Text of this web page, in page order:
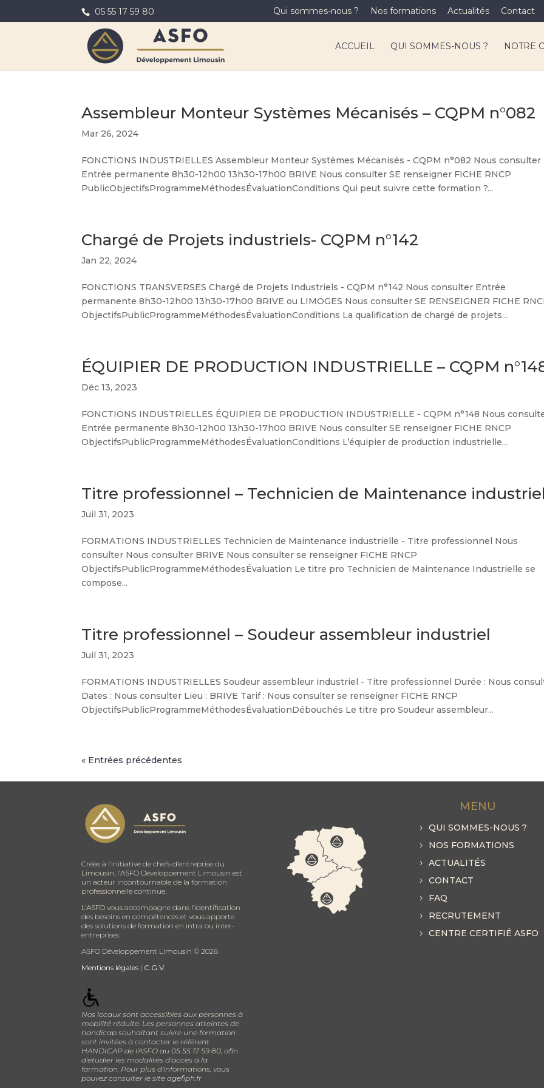
05 55 17 59 80 Qui sommes-nous ? Nos formations Actualités Contact
ACCUEIL QUI SOMMES-NOUS ? NOTRE
Assembleur Monteur Systèmes Mécanisés – CQPM n°082
Mar 26, 2024
FONCTIONS INDUSTRIELLES Assembleur Monteur Systèmes Mécanisés - CQPM n°082 Nous consulter
Entrée permanente 8h30-12h00 13h30-17h00 BRIVE Nous consulter SE renseigner FICHE RNCP
PublicObjectifsProgrammeMéthodesÉvaluationConditions Qui peut suivre cette formation ?...
Chargé de Projets industriels- CQPM n°142
Jan 22, 2024
FONCTIONS TRANSVERSES Chargé de Projets Industriels - CQPM n°142 Nous consulter Entrée
permanente 8h30-12h00 13h30-17h00 BRIVE ou LIMOGES Nous consulter SE RENSEIGNER FICHE
ObjectifsPublicProgrammeMéthodesÉvaluationConditions La qualification de chargé de projets...
ÉQUIPIER DE PRODUCTION INDUSTRIELLE – CQPM
Déc 13, 2023
FONCTIONS INDUSTRIELLES ÉQUIPIER DE PRODUCTION INDUSTRIELLE - CQPM n°148 Nous
Entrée permanente 8h30-12h00 13h30-17h00 BRIVE Nous consulter SE renseigner FICHE RNCP
ObjectifsPublicProgrammeMéthodesÉvaluationConditions L’équipier de production industrielle...
Titre professionnel – Technicien de Maintenance
Juil 31, 2023
FORMATIONS INDUSTRIELLES Technicien de Maintenance industrielle - Titre professionnel Nous
consulter Nous consulter BRIVE Nous consulter se renseigner FICHE RNCP
ObjectifsPublicProgrammeMéthodesÉvaluation Le titre pro Technicien de Maintenance Industrielle se
compose...
Titre professionnel – Soudeur assembleur industriel
Juil 31, 2023
FORMATIONS INDUSTRIELLES Soudeur assembleur industriel - Titre professionnel Durée : Nous
Dates : Nous consulter Lieu : BRIVE Tarif : Nous consulter se renseigner FICHE RNCP
ObjectifsPublicProgrammeMéthodesÉvaluationDébouchés Le titre pro Soudeur assembleur...
« Entrées précédentes
Créée à l’initiative de chefs d’entreprise du
Limousin, l’ASFO Développement Limousin est
un acteur incontournable de la formation
professionnelle continue.
L’ASFO vous accompagne dans l’identification
des besoins en compétences et vous apporte
des solutions de formation en intra ou inter-
entreprises.
ASFO Développement Limousin ©2026
Mentions légales | C.G.V.
Nos locaux sont accessibles aux personnes à
mobilité réduite. Les personnes atteintes de
handicap souhaitant suivre une formation
sont invitées à contacter le référent
HANDICAP de l'ASFO au 05 55 17 59 80, afin
d’étudier les modalités d'accès à la
formation. Pour plus d’informations, vous
pouvez consulter le siteagefiph.fr
MENU
QUI SOMMES-NOUS ?
NOS FORMATIONS
ACTUALITÉS
CONTACT
FAQ
RECRUTEMENT
CENTRE CERTIFIÉ ASFO